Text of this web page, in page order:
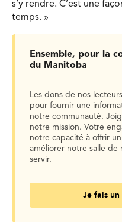
s’y rendre. C’est une
temps. »
Ensemble, pour la
du Manitoba
Les dons de nos
pour fournir une
notre communauté.
notre mission. Votre
notre capacité à offrir
améliorer notre salle de
servir.
Je fais